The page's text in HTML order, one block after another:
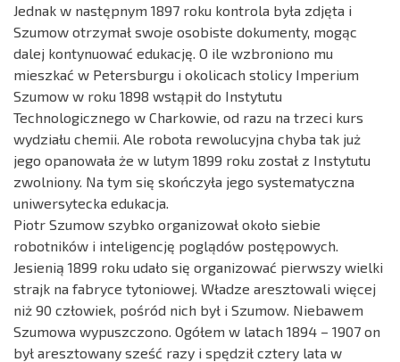
Jednak w następnym 1897 roku kontrola była zdjęta i
Szumow otrzymał swoje osobiste dokumenty, mogąc
dalej kontynuować edukację. O ile wzbroniono mu
mieszkać w Petersburgu i okolicach stolicy Imperium
Szumow w roku 1898 wstąpił do Instytutu
Technologicznego w Charkowie, od razu na trzeci kurs
wydziału chemii. Ale robota rewolucyjna chyba tak już
jego opanowała że w lutym 1899 roku został z Instytutu
zwolniony. Na tym się skończyła jego systematyczna
uniwersytecka edukacja.
Piotr Szumow szybko organizował około siebie
robotników i inteligencję poglądów postępowych.
Jesienią 1899 roku udało się organizować pierwszy wielki
strajk na fabryce tytoniowej. Władze aresztowali więcej
niż 90 człowiek, pośród nich był i Szumow. Niebawem
Szumowa wypuszczono. Ogółem w latach 1894 – 1907 on
był aresztowany sześć razy i spędził cztery lata w